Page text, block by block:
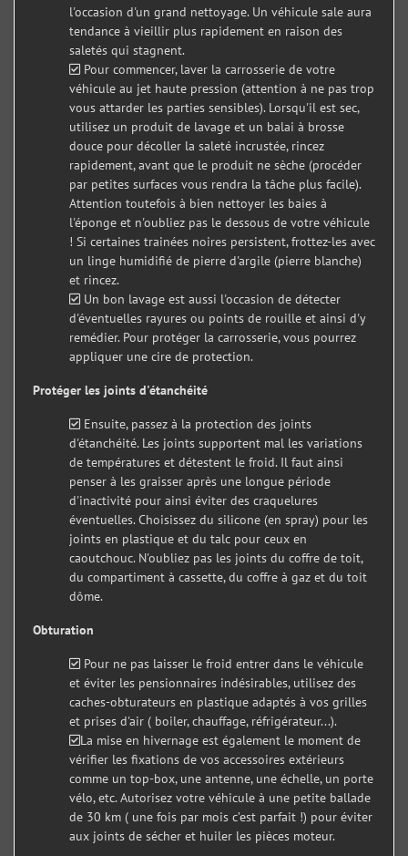
l'occasion d'un grand nettoyage. Un véhicule sale aura
tendance à vieillir plus rapidement en raison des
saletés qui stagnent.
Pour commencer, laver la carrosserie de votre
véhicule au jet haute pression (attention à ne pas trop
vous attarder les parties sensibles). Lorsqu'il est sec,
utilisez un produit de lavage et un balai à brosse
douce pour décoller la saleté incrustée, rincez
rapidement, avant que le produit ne sèche (procéder
par petites surfaces vous rendra la tâche plus facile).
Attention toutefois à bien nettoyer les baies à
l'éponge et n'oubliez pas le dessous de votre véhicule
! Si certaines trainées noires persistent, frottez-les avec
un linge humidifié de pierre d'argile (pierre blanche)
et rincez.
Un bon lavage est aussi l'occasion de détecter
d'éventuelles rayures ou points de rouille et ainsi d'y
remédier. Pour protéger la carrosserie, vous pourrez
appliquer une cire de protection.
Protéger les joints d'étanchéité
Ensuite, passez à la protection des joints
d'étanchéité. Les joints supportent mal les variations
de températures et détestent le froid. Il faut ainsi
penser à les graisser après une longue période
d'inactivité pour ainsi éviter des craquelures
éventuelles. Choisissez du silicone (en spray) pour les
joints en plastique et du talc pour ceux en
caoutchouc. N'oubliez pas les joints du coffre de toit,
du compartiment à cassette, du coffre à gaz et du toit
dôme.
Obturation
Pour ne pas laisser le froid entrer dans le véhicule
et éviter les pensionnaires indésirables, utilisez des
caches-obturateurs en plastique adaptés à vos grilles
et prises d'air ( boiler, chauffage, réfrigérateur...).
La mise en hivernage est également le moment de
vérifier les fixations de vos accessoires extérieurs
comme un top-box, une antenne, une échelle, un porte
vélo, etc. Autorisez votre véhicule à une petite ballade
de 30 km ( une fois par mois c’est parfait !) pour éviter
aux joints de sécher et huiler les pièces moteur.